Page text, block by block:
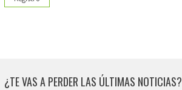
¿TE VAS A PERDER LAS ÚLTIMAS NOTICIAS?